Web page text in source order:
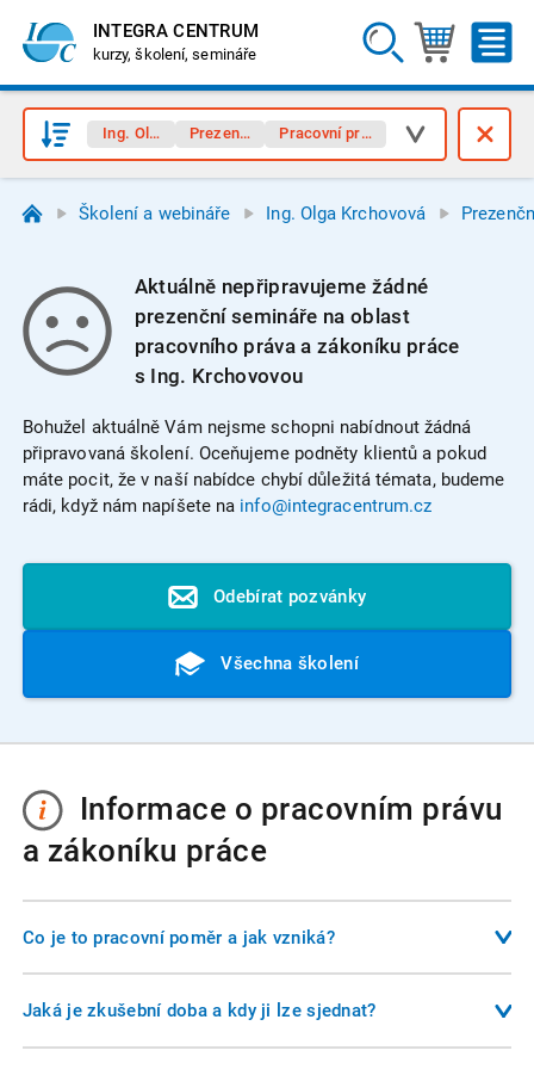
INTEGRA CENTRUM
kurzy, školení, semináře
Ing. Olga KrchovováPrezenční seminářePracovní právo, zákoník práce
Školení a webináře Ing. Olga Krchovová
Aktuálně nepřipravujeme žádné
prezenční semináře na oblast
pracovního práva a zákoníku práce
s Ing. Krchovovou
Bohužel aktuálně Vám nejsme schopni nabídnout žádná
připravovaná školení. Oceňujeme podněty klientů a pokud
máte pocit, že v naší nabídce chybí důležitá témata, budeme
rádi, když nám napíšete na info@integracentrum.cz
Odebírat pozvánky
Všechna školení
Informace o pracovním právu
a zákoníku práce
Co je to pracovní poměr a jak vzniká?
Pracovní poměr je základní formou závislé práce mezi
zaměstnancem a zaměstnavatelem. Vzniká uzavřením
Jaká je zkušební doba a kdy ji lze sjednat?
Zkušební doba slouží k ověření, zda zaměstnanec i